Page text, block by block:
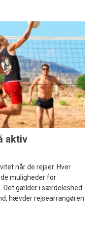
aktiv
når de rejser. Hver
muligheder for
Det gælder i særdeleshed
hævder rejsearrangøren